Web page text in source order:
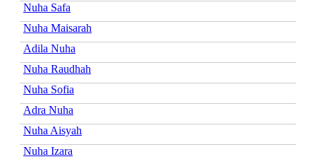
Nuha Safa
Nuha Maisarah
Adila Nuha
Nuha Raudhah
Nuha Sofia
Adra Nuha
Nuha Aisyah
Nuha Izara